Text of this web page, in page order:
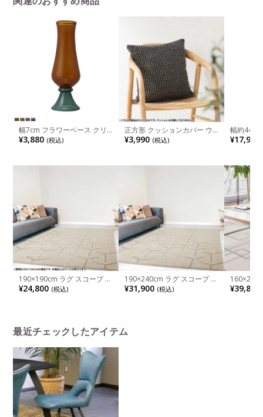
幅7cm フラワーベース クリ
ア ガラス 花瓶 一輪挿し 花器
オブジェ フラワーポット 花
ン ブルー グリーン 完成品
¥3,880 (税込)
正方形 クッションカバー ウ
ーブンカバー 45×45cm対応
布 ファブリック 座布団カバ
い
¥3,990 (税込)
幅約
オリーブ
成品
¥17,900
190×190cm ラグ スコープ リ
ビング カーペット 消臭 抗菌
マット 洗える ラグマット オ
¥24,800 (税込)
190×240cm ラグ スコープ リ
ビング カーペット 消臭 抗菌
マット 洗える ラグマット オ
¥31,900 (税込) ィルトン
グ おしゃ
¥39,800
最近チェックしたアイテム